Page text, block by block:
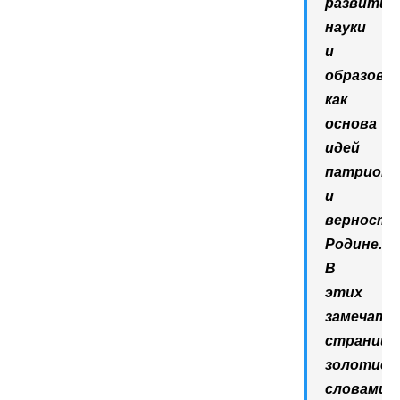
развитие
науки
и
как
основа
идей
и
верности
Родине.
В
этих
словами